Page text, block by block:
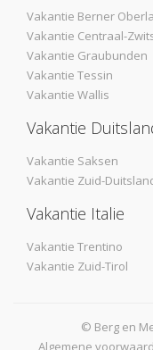
Vakantie Berner
Vakantie Centraal-
Vakantie Graubunden
Vakantie Tessin
Vakantie Wallis
Vakantie
Vakantie Saksen
Vakantie Zuid-
Vakantie Italie
Vakantie Trentino
Vakantie Zuid-Tirol
© Berg en
Algemene